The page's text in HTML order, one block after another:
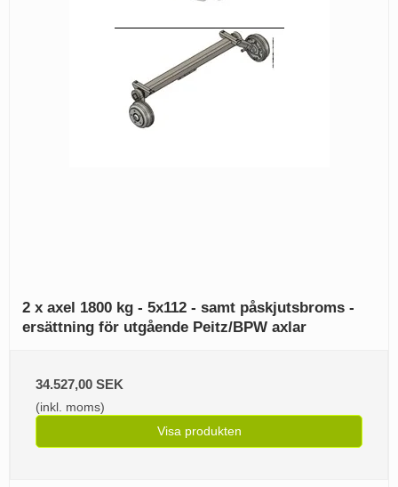
2 x axel 1800 kg - 5x112 - samt påskjutsbroms -
ersättning för utgående Peitz/BPW axlar
34.527,00 SEK
(inkl. moms)
Visa produkten